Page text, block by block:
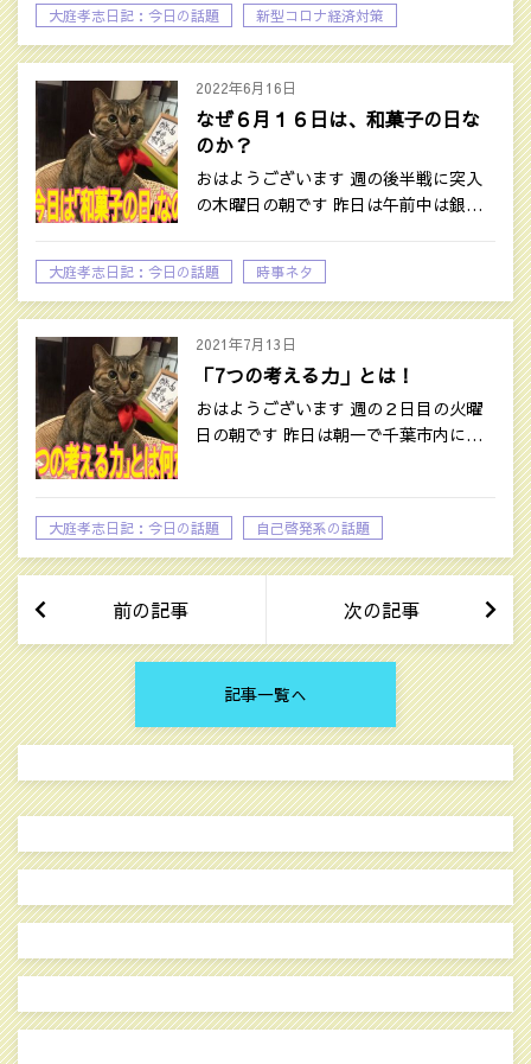
大庭孝志日記：今日の話題
新型コロナ経済対策
時事ネタ
2022年6月16日
なぜ６月１６日は、和菓子の日な
のか？
おはようございます 週の後半戦に突入
の木曜日の朝です 昨日は午前中は銀…
大庭孝志日記：今日の話題 時事ネタ
2021年7月13日
「7つの考える力」とは！
おはようございます 週の２日目の火曜
日の朝です 昨日は朝一で千葉市内に…
大庭孝志日記：今日の話題 自己啓発系の話題
前の記事 次の記事
記事一覧へ